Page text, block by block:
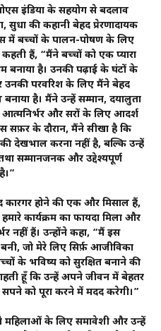
इंडिया के सहयोग से बदलाव
की कहानी बेहद प्रेरणादायक
में बच्चों के पालन-पोषण के लिए
हैं, “मैंने बच्चों को एक प्यारा
बनाया है। उनकी पढ़ाई के घंटों के
उनकी परवरिश के लिए मैंने बेहद
बनाया है। मैंने उन्हें सम्मान, दयालुता
आत्मनिर्भर और दूसरों के लिए आदर्श
सफ़र के दौरान, मैंने सीखा है कि
देखभाल करना नहीं है, बल्कि उन्हें
सम्मानजनक और उद्देश्यपूर्ण
होने की एक और मिसाल हैं,
कार्यक्रम का फायदा मिला और
नहीं हैं। उन्होंने कहा, “मैं इस
जो मेरे लिए सिर्फ़ आजीविका
के भविष्य को सुरक्षित बनाने की
हूँ कि उन्हें अपने जीवन में बेहतर
को पूरा करने में मदद करेगी।”
महिलाओं के लिए समावेशी और उन्हें